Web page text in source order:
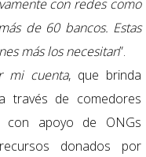
con redes como
de 60 bancos. Estas
más los necesitan”.
mi cuenta, que brinda
través de comedores
con apoyo de ONGs
donados por